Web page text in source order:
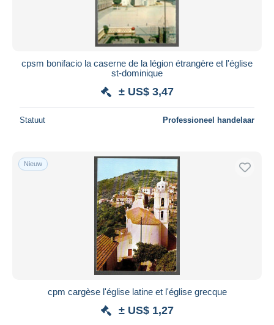
cpsm bonifacio la caserne de la légion étrangère et l'église
st-dominique
± US$ 3,47
Statuut Professioneel handelaar
Nieuw
cpm cargèse l'église latine et l'église grecque
± US$ 1,27